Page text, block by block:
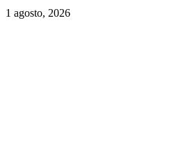
1 agosto, 2026